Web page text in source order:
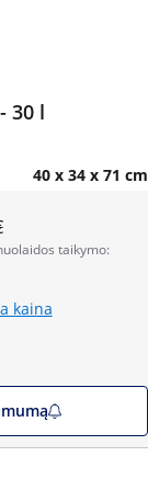
30 l
40 x 34 x 71 cm
taikymo:
kaina